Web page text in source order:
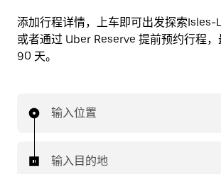
添加行程详情，上车即可出发探索Isles-
或者通过 Uber Reserve 提前预约行程
90 天。
输入位置
输入目的地